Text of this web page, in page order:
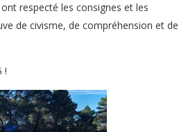
respecté les consignes et les
de civisme, de compréhension et de
!